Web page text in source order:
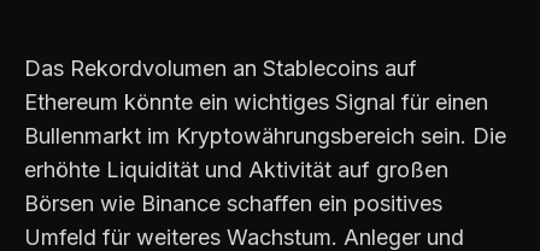
Das Rekordvolumen an Stablecoins auf
Ethereum könnte ein wichtiges Signal für einen
Bullenmarkt im Kryptowährungsbereich sein. Die
erhöhte Liquidität und Aktivität auf großen
Börsen wie Binance schaffen ein positives
Umfeld für weiteres Wachstum. Anleger und